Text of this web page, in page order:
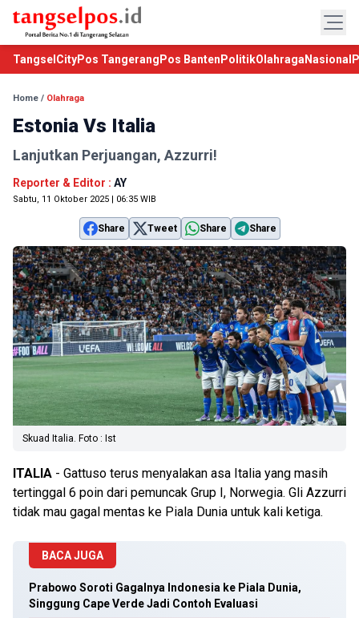
TangselCityPos Tangerang Pos Banten PolitikOlahraga Nasional
Home / Olahraga
Estonia Vs Italia
Lanjutkan Perjuangan, Azzurri!
Reporter & Editor : AY
Sabtu, 11 Oktober 2025 | 06:35 WIB
Share Tweet Share Share
Skuad Italia. Foto : Ist
ITALIA - Gattuso terus menyalakan asa Italia yang masih
tertinggal 6 poin dari pemuncak Grup I, Norwegia. Gli Azzurri
tidak mau gagal mentas ke Piala Dunia untuk kali ketiga.
BACA JUGA
Prabowo Soroti Gagalnya Indonesia ke Piala Dunia,
Singgung Cape Verde Jadi Contoh Evaluasi